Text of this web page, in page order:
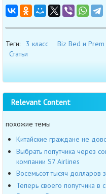
Теги: 3 класс Biz Bed и Prem
Статьи
Relevant Content
похожие темы
Китайские граждане не
Выбрать попутчика через
компании S7 Airlines
Восемьсот тысяч долларов
Теперь своего попутчика